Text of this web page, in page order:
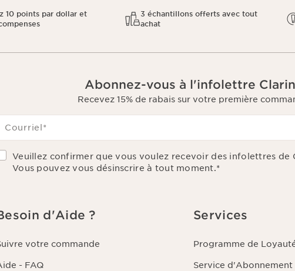
10 points par dollar et
3 échantillons offerts avec tout
achat
Abonnez-vous à l'infolettre
Recevez 15% de rabais sur votre première
Courriel *
Veuillez confirmer que vous voulez recevoir des infolettres de
Vous pouvez vous désinscrire à tout moment.*
d'Aide ?
votre commande
- FAQ
Services
Programme de
Service d'Abonnement